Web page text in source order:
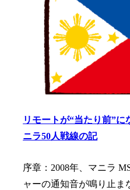
リモートが“当たり前”
ニラ50人戦線の記
序章：2008年、マニラ
ャーの通知音が鳴り止ま